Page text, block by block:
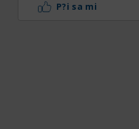
P?i sa mi